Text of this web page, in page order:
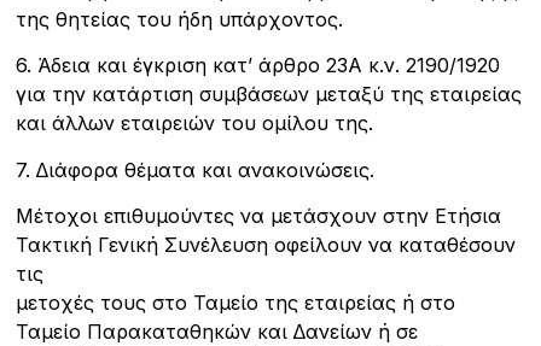
της θητείας του ήδη υπάρχοντος.
6. Άδεια και έγκριση κατ’ άρθρο 23Α κ.ν. 2190/1920
για την κατάρτιση συµβάσεων µεταξύ της εταιρείας
και άλλων εταιρειών του οµίλου της.
7. ∆ιάφορα θέµατα και ανακοινώσεις.
Μέτοχοι επιθυµούντες να µετάσχουν στην Ετήσια
Τακτική Γενική Συνέλευση οφείλουν να καταθέσουν
τις
µετοχές τους στο Ταµείο της εταιρείας ή στο
Ταµείο Παρακαταθηκών και ∆ανείων ή σε